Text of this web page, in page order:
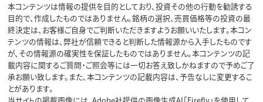
本コンテンツは情報の提供を目的としており、投資その他の行動を勧誘する
目的で、作成したものではありません。銘柄の選択、売買価格等の投資の最
終決定は、お客様ご自身でご判断いただきますようお願いいたします。本コン
テンツの情報は、弊社が信頼できると判断した情報源から入手したものです
が、その情報源の確実性を保証したものではありません。本コンテンツの記
載内容に関するご質問・ご照会等には一切お答え致しかねますので予めご了
承お願い致します。また、本コンテンツの記載内容は、予告なしに変更するこ
とがあります。